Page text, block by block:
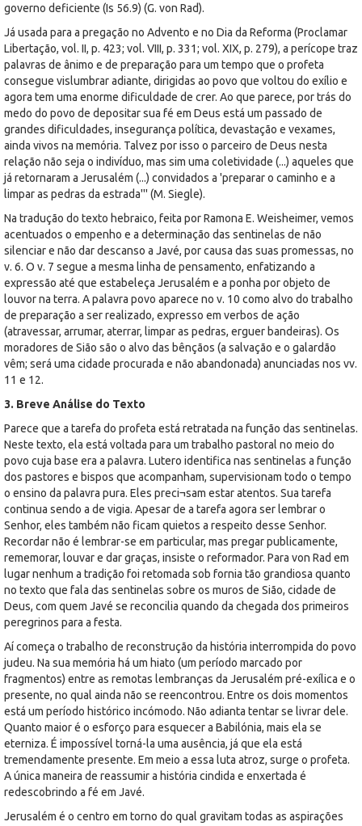
governo deficiente (Is 56.9) (G. von Rad).
Já usada para a pregação no Advento e no Dia da Reforma (Proclamar
Libertação, vol. II, p. 423; vol. VIII, p. 331; vol. XIX, p. 279), a perícope traz
palavras de ânimo e de preparação para um tempo que o profeta
consegue vislumbrar adiante, dirigidas ao povo que voltou do exílio e
agora tem uma enorme dificuldade de crer. Ao que parece, por trás do
medo do povo de depositar sua fé em Deus está um passado de
grandes dificuldades, insegurança política, devastação e vexames,
ainda vivos na memória. Talvez por isso o parceiro de Deus nesta
relação não seja o indivíduo, mas sim uma coletividade (...) aqueles que
já retornaram a Jerusalém (...) convidados a 'preparar o caminho e a
limpar as pedras da estrada''' (M. Siegle).
Na tradução do texto hebraico, feita por Ramona E. Weisheimer, vemos
acentuados o empenho e a determinação das sentinelas de não
silenciar e não dar descanso a Javé, por causa das suas promessas, no
v. 6. O v. 7 segue a mesma linha de pensamento, enfatizando a
expressão até que estabeleça Jerusalém e a ponha por objeto de
louvor na terra. A palavra povo aparece no v. 10 como alvo do trabalho
de preparação a ser realizado, expresso em verbos de ação
(atravessar, arrumar, aterrar, limpar as pedras, erguer bandeiras). Os
moradores de Sião são o alvo das bênçãos (a salvação e o galardão
vêm; será uma cidade procurada e não abandonada) anunciadas nos vv.
11 e 12.
3. Breve Análise do Texto
Parece que a tarefa do profeta está retratada na função das sentinelas.
Neste texto, ela está voltada para um trabalho pastoral no meio do
povo cuja base era a palavra. Lutero identifica nas sentinelas a função
dos pastores e bispos que acompanham, supervisionam todo o tempo
o ensino da palavra pura. Eles preci¬sam estar atentos. Sua tarefa
continua sendo a de vigia. Apesar de a tarefa agora ser lembrar o
Senhor, eles também não ficam quietos a respeito desse Senhor.
Recordar não é lembrar-se em particular, mas pregar publicamente,
rememorar, louvar e dar graças, insiste o reformador. Para von Rad em
lugar nenhum a tradição foi retomada sob fornia tão grandiosa quanto
no texto que fala das sentinelas sobre os muros de Sião, cidade de
Deus, com quem Javé se reconcilia quando da chegada dos primeiros
peregrinos para a festa.
Aí começa o trabalho de reconstrução da história interrompida do povo
judeu. Na sua memória há um hiato (um período marcado por
fragmentos) entre as remotas lembranças da Jerusalém pré-exílica e o
presente, no qual ainda não se reencontrou. Entre os dois momentos
está um período histórico incómodo. Não adianta tentar se livrar dele.
Quanto maior é o esforço para esquecer a Babilónia, mais ela se
eterniza. É impossível torná-la uma ausência, já que ela está
tremendamente presente. Em meio a essa luta atroz, surge o profeta.
A única maneira de reassumir a história cindida e enxertada é
redescobrindo a fé em Javé.
Jerusalém é o centro em torno do qual gravitam todas as aspirações